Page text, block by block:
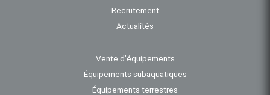
Recrutement
Actualités
Vente d’équipements
Équipements subaquatiques
Équipements terrestres